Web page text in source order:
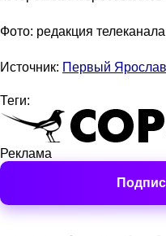
Фото: редакция
Источник: Первый
Теги:
Реклама